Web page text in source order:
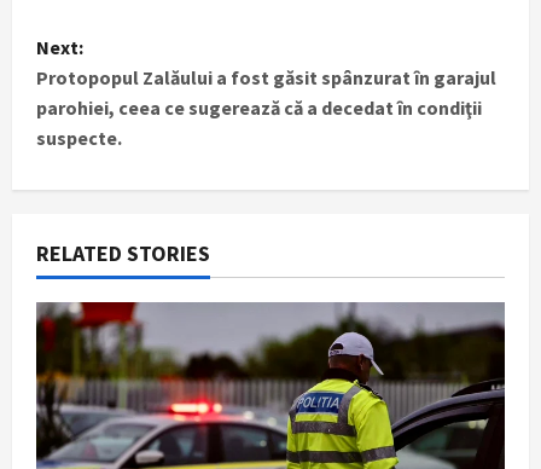
P
o
s
t
n
a
v
i
g
Next:
Protopopul Zalăului a fost găsit spânzurat în garajul
parohiei, ceea ce sugerează că a decedat în condiţii
suspecte.
RELATED STORIES